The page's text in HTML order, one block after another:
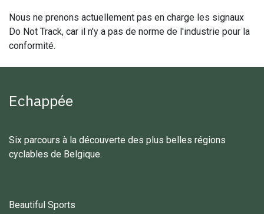
Nous ne prenons actuellement pas en charge les signaux
Do Not Track, car il n'y a pas de norme de l'industrie pour la
conformité.
Echappée
Six parcours à la découverte des plus belles régions
cyclables de Belgique.
Beautiful Sports